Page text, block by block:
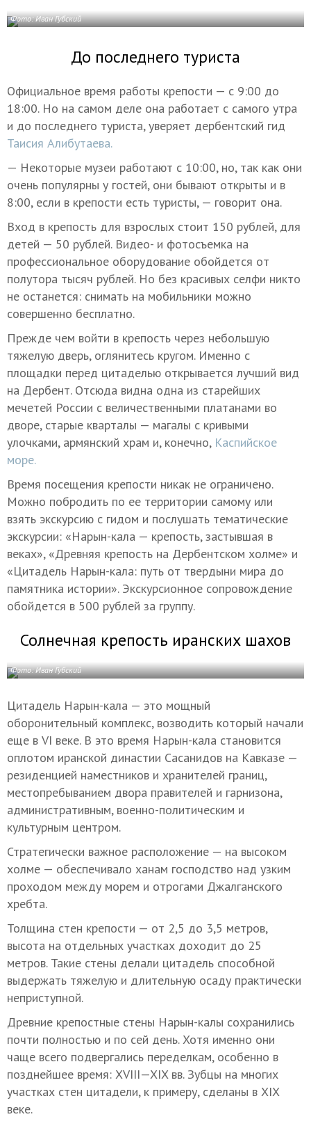
Фото: Иван Губский
До последнего туриста
Официальное время работы крепости — с 9:00 до
18:00. Но на самом деле она работает с самого утра
и до последнего туриста, уверяет дербентский гид
Таисия Алибутаева.
— Некоторые музеи работают с 10:00, но, так как они
очень популярны у гостей, они бывают открыты и в
8:00, если в крепости есть туристы, — говорит она.
Вход в крепость для взрослых стоит 150 рублей, для
детей — 50 рублей. Видео- и фотосъемка на
профессиональное оборудование обойдется от
полутора тысяч рублей. Но без красивых селфи никто
не останется: снимать на мобильники можно
совершенно бесплатно.
Прежде чем войти в крепость через небольшую
тяжелую дверь, оглянитесь кругом. Именно с
площадки перед цитаделью открывается лучший вид
на Дербент. Отсюда видна одна из старейших
мечетей России с величественными платанами во
дворе, старые кварталы — магалы с кривыми
улочками, армянский храм и, конечно, Каспийское
море.
Время посещения крепости никак не ограничено.
Можно побродить по ее территории самому или
взять экскурсию с гидом и послушать тематические
экскурсии: «Нарын-кала — крепость, застывшая в
веках», «Древняя крепость на Дербентском холме» и
«Цитадель Нарын-кала: путь от твердыни мира до
памятника истории». Экскурсионное сопровождение
обойдется в 500 рублей за группу.
Солнечная крепость иранских шахов
Фото: Иван Губский
Цитадель Нарын-кала — это мощный
оборонительный комплекс, возводить который начали
еще в VI веке. В это время Нарын-кала становится
оплотом иранской династии Сасанидов на Кавказе —
резиденцией наместников и хранителей границ,
местопребыванием двора правителей и гарнизона,
административным, военно-политическим и
культурным центром.
Стратегически важное расположение — на высоком
холме — обеспечивало ханам господство над узким
проходом между морем и отрогами Джалганского
хребта.
Толщина стен крепости — от 2,5 до 3,5 метров,
высота на отдельных участках доходит до 25
метров. Такие стены делали цитадель способной
выдержать тяжелую и длительную осаду практически
неприступной.
Древние крепостные стены Нарын-калы сохранились
почти полностью и по сей день. Хотя именно они
чаще всего подвергались переделкам, особенно в
позднейшее время: XVIII—XIX вв.Зубцы на многих
участках стен цитадели, к примеру, сделаны в XIX
веке.